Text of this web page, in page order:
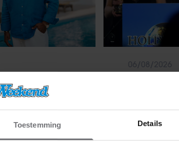
Toestemming Details
VOL LIEFDE?’